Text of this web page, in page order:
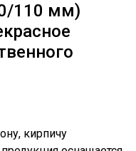
110 мм)
кирпичу